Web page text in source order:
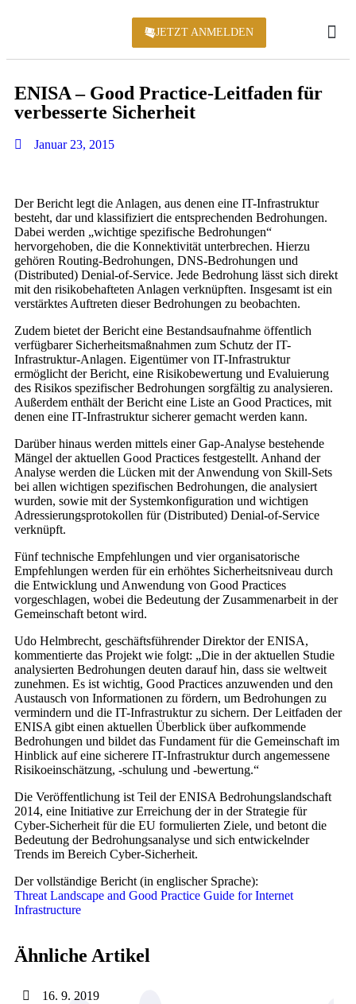
JETZT ANMELDEN
ENISA – Good Practice-Leitfaden für
verbesserte Sicherheit
Januar 23, 2015
Der Bericht legt die Anlagen, aus denen eine IT-Infrastruktur
besteht, dar und klassifiziert die entsprechenden Bedrohungen.
Dabei werden „wichtige spezifische Bedrohungen“
hervorgehoben, die die Konnektivität unterbrechen. Hierzu
gehören Routing-Bedrohungen, DNS-Bedrohungen und
(Distributed) Denial-of-Service. Jede Bedrohung lässt sich direkt
mit den risikobehafteten Anlagen verknüpften. Insgesamt ist ein
verstärktes Auftreten dieser Bedrohungen zu beobachten.
Zudem bietet der Bericht eine Bestandsaufnahme öffentlich
verfügbarer Sicherheitsmaßnahmen zum Schutz der IT-
Infrastruktur-Anlagen. Eigentümer von IT-Infrastruktur
ermöglicht der Bericht, eine Risikobewertung und Evaluierung
des Risikos spezifischer Bedrohungen sorgfältig zu analysieren.
Außerdem enthält der Bericht eine Liste an Good Practices, mit
denen eine IT-Infrastruktur sicherer gemacht werden kann.
Darüber hinaus werden mittels einer Gap-Analyse bestehende
Mängel der aktuellen Good Practices festgestellt. Anhand der
Analyse werden die Lücken mit der Anwendung von Skill-Sets
bei allen wichtigen spezifischen Bedrohungen, die analysiert
wurden, sowie mit der Systemkonfiguration und wichtigen
Adressierungsprotokollen für (Distributed) Denial-of-Service
verknüpft.
Fünf technische Empfehlungen und vier organisatorische
Empfehlungen werden für ein erhöhtes Sicherheitsniveau durch
die Entwicklung und Anwendung von Good Practices
vorgeschlagen, wobei die Bedeutung der Zusammenarbeit in der
Gemeinschaft betont wird.
Udo Helmbrecht, geschäftsführender Direktor der ENISA,
kommentierte das Projekt wie folgt: „Die in der aktuellen Studie
analysierten Bedrohungen deuten darauf hin, dass sie weltweit
zunehmen. Es ist wichtig, Good Practices anzuwenden und den
Austausch von Informationen zu fördern, um Bedrohungen zu
vermindern und die IT-Infrastruktur zu sichern. Der Leitfaden der
ENISA gibt einen aktuellen Überblick über aufkommende
Bedrohungen und bildet das Fundament für die Gemeinschaft im
Hinblick auf eine sicherere IT-Infrastruktur durch angemessene
Risikoeinschätzung, -schulung und -bewertung.“
Die Veröffentlichung ist Teil der ENISA Bedrohungslandschaft
2014, eine Initiative zur Erreichung der in der Strategie für
Cyber-Sicherheit für die EU formulierten Ziele, und betont die
Bedeutung der Bedrohungsanalyse und sich entwickelnder
Trends im Bereich Cyber-Sicherheit.
Der vollständige Bericht (in englischer Sprache):
Threat Landscape and Good Practice Guide for Internet
Infrastructure
Ähnliche Artikel
16. 9. 2019